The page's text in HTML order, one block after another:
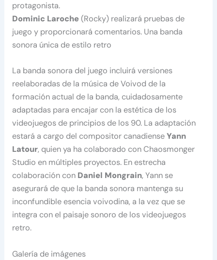
protagonista.
Dominic Laroche(Rocky) realizará pruebas de
juego y proporcionará comentarios. Una banda
sonora única de estilo retro
La banda sonora del juego incluirá versiones
reelaboradas de la música de Voivod de la
formación actual de la banda, cuidadosamente
adaptadas para encajar con la estética de los
videojuegos de principios de los 90. La adaptación
estará a cargo del compositor canadienseYann
Latour, quien ya ha colaborado con Chaosmonger
Studio en múltiples proyectos. En estrecha
colaboración con Daniel Mongrain, Yann se
asegurará de que la banda sonora mantenga su
inconfundible esencia voivodina, a la vez que se
integra con el paisaje sonoro de los videojuegos
retro.
Galería de imágenes